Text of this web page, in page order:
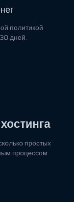
политикой
дней.
простых
процессом